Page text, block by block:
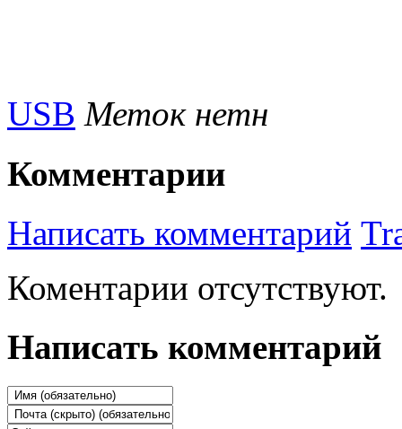
USB Меток нетн
Комментарии
Написать комментарий
Коментарии отсутствуют.
Написать комментарий